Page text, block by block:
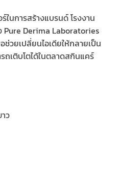
นการสร้างแบรนด์ โรงงาน
Pure Derima Laboratories
วยเปลี่ยนไอเดียให้กลายเป็น
ถเติบโตได้ในตลาดสกินแคร์
ว